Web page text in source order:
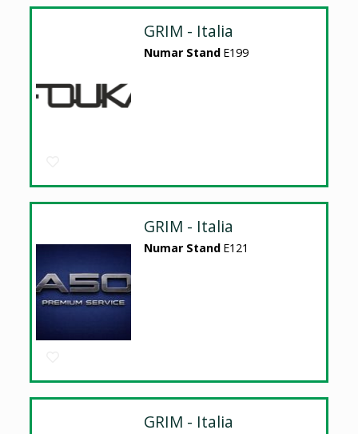
GRIM - Italia
Numar Stand E199
GRIM - Italia
Numar Stand E121
GRIM - Italia